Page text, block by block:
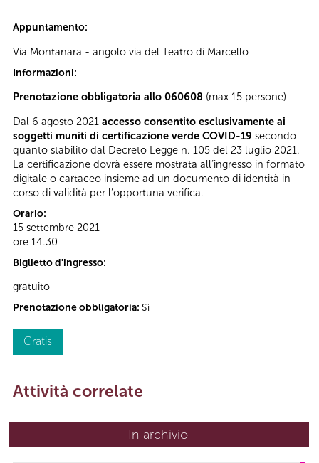
Appuntamento:
Via Montanara - angolo via del Teatro di Marcello
Informazioni:
Prenotazione obbligatoria allo 060608 (max 15 persone)
Dal 6 agosto 2021 accesso consentito esclusivamente ai
soggetti muniti di certificazione verde COVID-19 secondo
quanto stabilito dal Decreto Legge n. 105 del 23 luglio 2021.
La certificazione dovrà essere mostrata all’ingresso in formato
digitale o cartaceo insieme ad un documento di identità in
corso di validità per l’opportuna verifica.
Orario:
15 settembre 2021
ore 14.30
Biglietto d'ingresso:
gratuito
Prenotazione obbligatoria: Sì
Gratis
Attività correlate
In archivio